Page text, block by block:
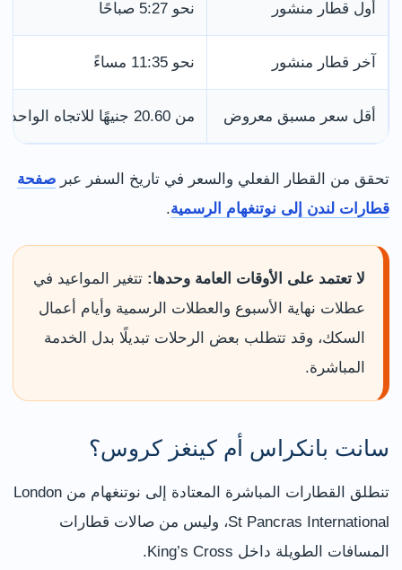
أول قطار منشور نحو 5:27 صباحًا
آخر قطار منشور نحو 11:35 مساءً
أقل سعر مسبق معروض من 20.60 جنيهًا للاتجاه الواحد
تحقق من القطار الفعلي والسعر في تاريخ السفر عبر صفحة
قطارات لندن إلى نوتنغهام الرسمية.
لا تعتمد على الأوقات العامة وحدها: تتغير المواعيد في
عطلات نهاية الأسبوع والعطلات الرسمية وأيام أعمال
السكك، وقد تتطلب بعض الرحلات تبديلًا بدل الخدمة
المباشرة.
سانت بانكراس أم كينغز كروس؟
تنطلق القطارات المباشرة المعتادة إلى نوتنغهام من London
St Pancras International، وليس من صالات قطارات
المسافات الطويلة داخل King’s Cross.